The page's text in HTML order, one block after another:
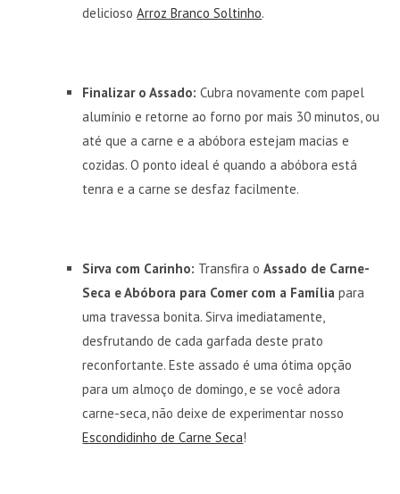
deliciosoArroz Branco Soltinho.
Finalizar o Assado: Cubra novamente com papel
alumínio e retorne ao forno por mais 30 minutos, ou
até que a carne e a abóbora estejam macias e
cozidas. O ponto ideal é quando a abóbora está
tenra e a carne se desfaz facilmente.
Sirva com Carinho: Transfira oAssado de Carne-
Seca e Abóbora para Comer com a Família para
uma travessa bonita. Sirva imediatamente,
desfrutando de cada garfada deste prato
reconfortante. Este assado é uma ótima opção
para um almoço de domingo, e se você adora
carne-seca, não deixe de experimentar nosso
Escondidinho de Carne Seca!